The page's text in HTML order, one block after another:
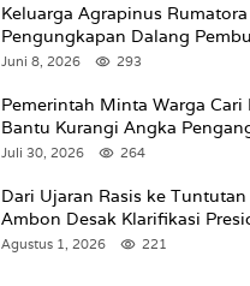
Keluarga Agrapinus
Pengungkapan Dalang
Kasus ke Komisi III DPR RI
Juni 8, 2026 293
Pemerintah Minta Warga Cari
Bantu Kurangi Angka
Juli 30, 2026 264
Dari Ujaran Rasis ke
Ambon Desak Klarifikasi
Tunda Pengibaran Bendera
Agustus 1, 2026 221